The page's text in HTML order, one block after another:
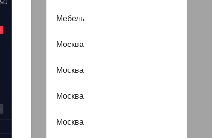
Мебель
Москва
Москва
Москва
Москва